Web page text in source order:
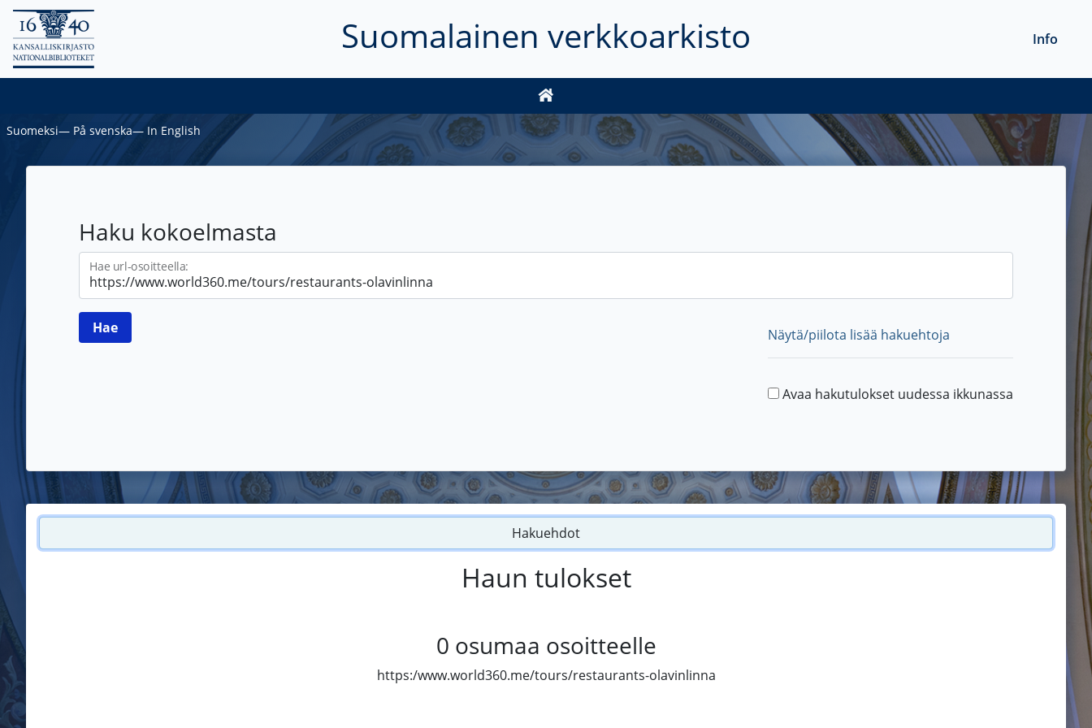
Suomalainen verkkoarkisto Info
Suomeksi― På svenska― In English
Haku kokoelmasta
Hae url-osoitteella:
Näytä/piilota lisää hakuehtoja
Avaa hakutulokset uudessa ikkunassa
Hakuehdot
Haun tulokset
0 osumaa osoitteelle
https:/www.world360.me/tours/restaurants-olavinlinna